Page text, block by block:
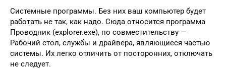
Системные программы. Без них ваш компьютер будет
работать не так, как надо. Сюда относится программа
Проводник (explorer.exe), по совместительству —
Рабочий стол, службы и драйвера, являющиеся частью
системы. Их легко отличить от посторонних, отключать
не следует.